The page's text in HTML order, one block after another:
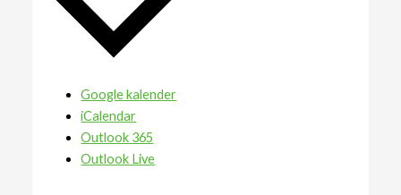
Google kalender
iCalendar
Outlook 365
Outlook Live